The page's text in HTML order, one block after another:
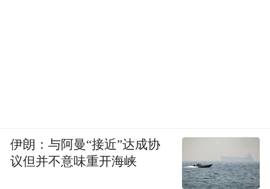
伊朗：与阿曼“接近”达成协
议但并不意味重开海峡